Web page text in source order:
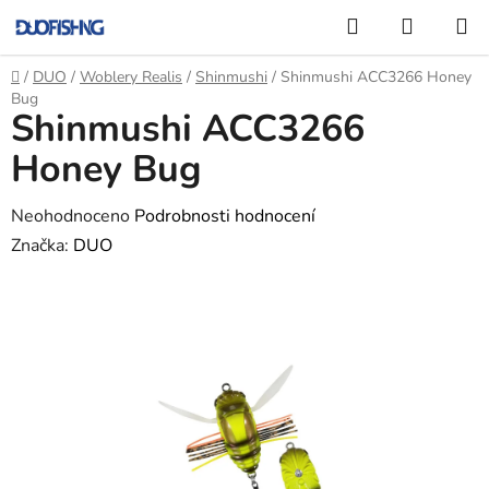
na
obsah
Hledat
KOŠÍK
Domů
/ DUO / Woblery Realis / Shinmushi / Shinmushi ACC3266 Honey
Bug
Shinmushi ACC3266
Honey Bug
Průměrné
hodnocení
Neohodnoceno Podrobnosti hodnocení
Značka: DUO